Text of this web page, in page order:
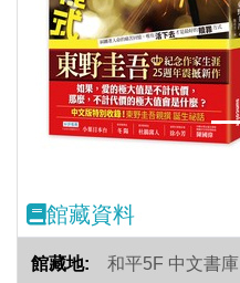
Previous
館藏資料
和平5F 中文書庫